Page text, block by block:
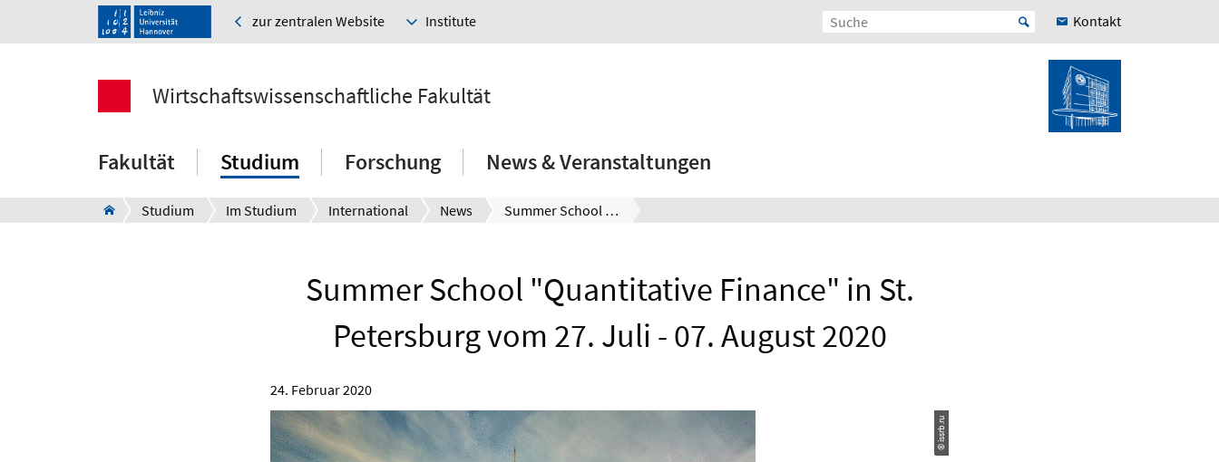
zur zentralen Website Institute Kontakt
Wirtschaftswissenschaftliche Fakultät
Fakultät Studium Forschung News & Veranstaltungen
Studium Im Studium International News Summer School "Quantitative Finance" in St. Petersburg vom 27. Juli - 07. August 2020
Summer School "Quantitative Finance" in St.
Petersburg vom 27. Juli - 07. August 2020
24. Februar 2020
© issrb.ru